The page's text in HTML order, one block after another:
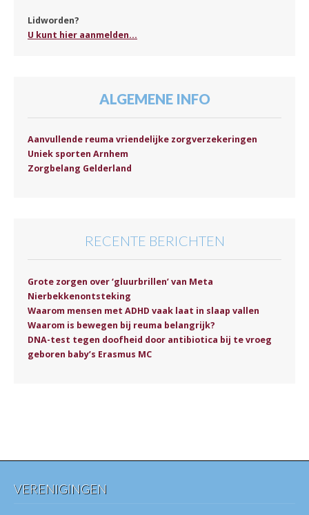
Lidworden?
U kunt hier aanmelden...
ALGEMENE INFO
Aanvullende reuma vriendelijke zorgverzekeringen
Uniek sporten Arnhem
Zorgbelang Gelderland
RECENTE BERICHTEN
Grote zorgen over ‘gluurbrillen’ van Meta
Nierbekkenontsteking
Waarom mensen met ADHD vaak laat in slaap vallen
Waarom is bewegen bij reuma belangrijk?
DNA-test tegen doofheid door antibiotica bij te vroeg
geboren baby’s Erasmus MC
VERENIGINGEN